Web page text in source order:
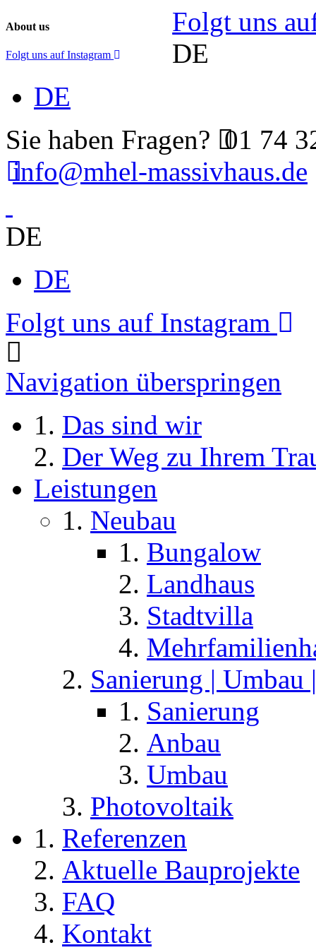
About us
Folgt uns auf Instagram
Folgt uns
DE
DE
Sie haben Fragen? 01 74
info@mhel-massivhaus.de
DE
DE
Folgt uns auf Instagram
Navigation überspringen
Das sind wir
Der Weg zu Ihrem
Leistungen
Neubau
Bungalow
Landhaus
Stadtvilla
Sanierung | Umbau
Sanierung
Anbau
Umbau
Photovoltaik
Referenzen
Aktuelle Bauprojekte
FAQ
Kontakt